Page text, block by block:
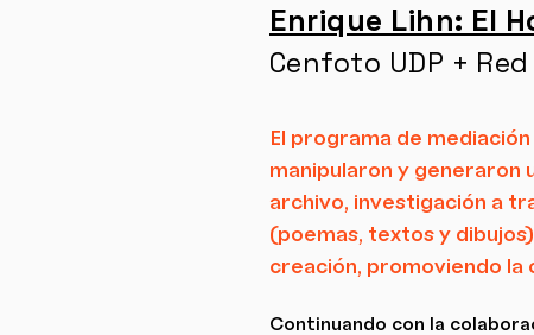
Enrique Lihn: El
Cenfoto UDP +
El programa de
manipularon y generaron
archivo, investigación a
(poemas, textos y
creación, promoviendo
Continuando con la